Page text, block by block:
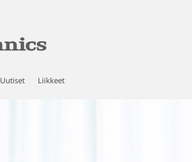
Uutiset Liikkeet